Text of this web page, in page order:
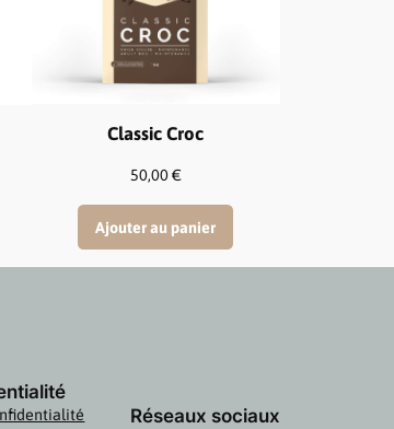
Classic Croc
50,00€
Ajouter au panier
Réseaux sociaux